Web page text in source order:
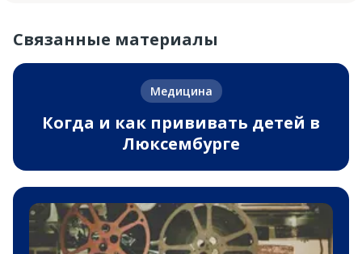
Связанные материалы
Медицина
Когда и как прививать детей в
Люксембурге